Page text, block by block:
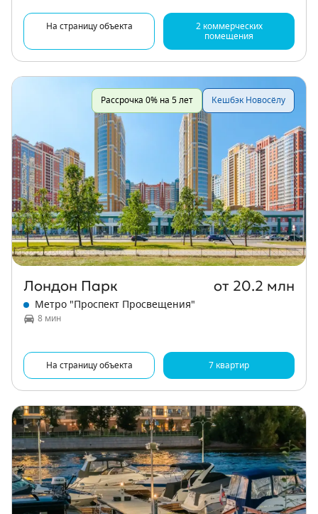
На страницу объекта
2 коммерческих
помещения
Рассрочка 0% на 5 лет Кешбэк Новосёлу
Лондон Парк от 20.2 млн
Метро "Проспект Просвещения"
8 мин
На страницу объекта 7 квартир